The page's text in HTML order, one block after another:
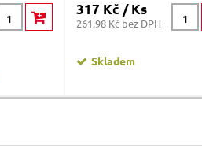
317 Kč / Ks
261.98 Kč bez DPH
Skladem